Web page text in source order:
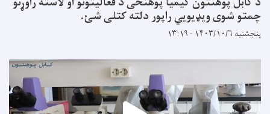
چمتو شوی ویډیویي راپور دلته کتلی شئ.
پنجشنبه ۱۴۰۳/۱۰/۶ - ۱۳:۱۹